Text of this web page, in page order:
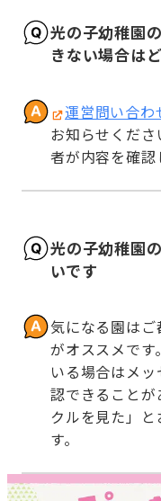
光の子幼稚園
きない場合は
運営問い合わ
お知らせくだ
者が内容を確認
光の子幼稚園
いです
気になる園は
がオススメです
いる場合はメ
認できること
クルを見た」
す。